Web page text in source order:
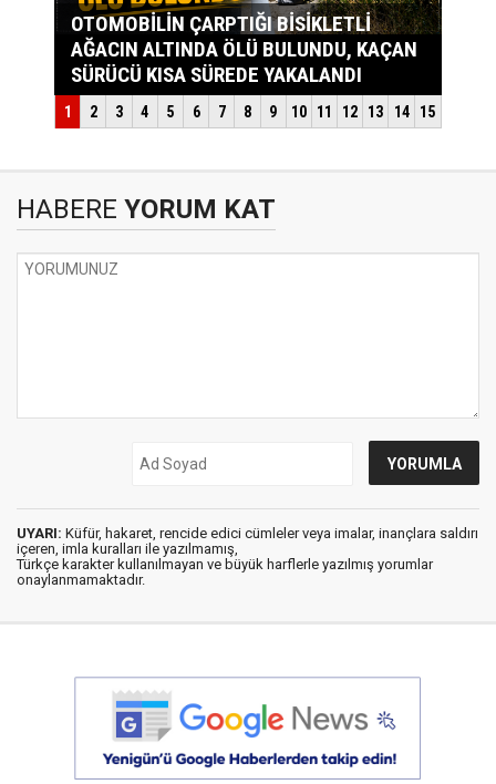
HABERE YORUM KAT
UYARI: Küfür, hakaret, rencide edici cümleler veya imalar, inançlara saldırı
içeren, imla kuralları ile yazılmamış,
Türkçe karakter kullanılmayan ve büyük harflerle yazılmış yorumlar
onaylanmamaktadır.